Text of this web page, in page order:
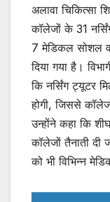
अलावा चिकित्सा
कॉलेजों के 31
7 मेडिकल सोशल
दिया गया है।
कि नर्सिंग ट्यूटर
होगी, जिससे
उन्होंने कहा कि
कॉलेजों तैनाती
को भी विभिन्न